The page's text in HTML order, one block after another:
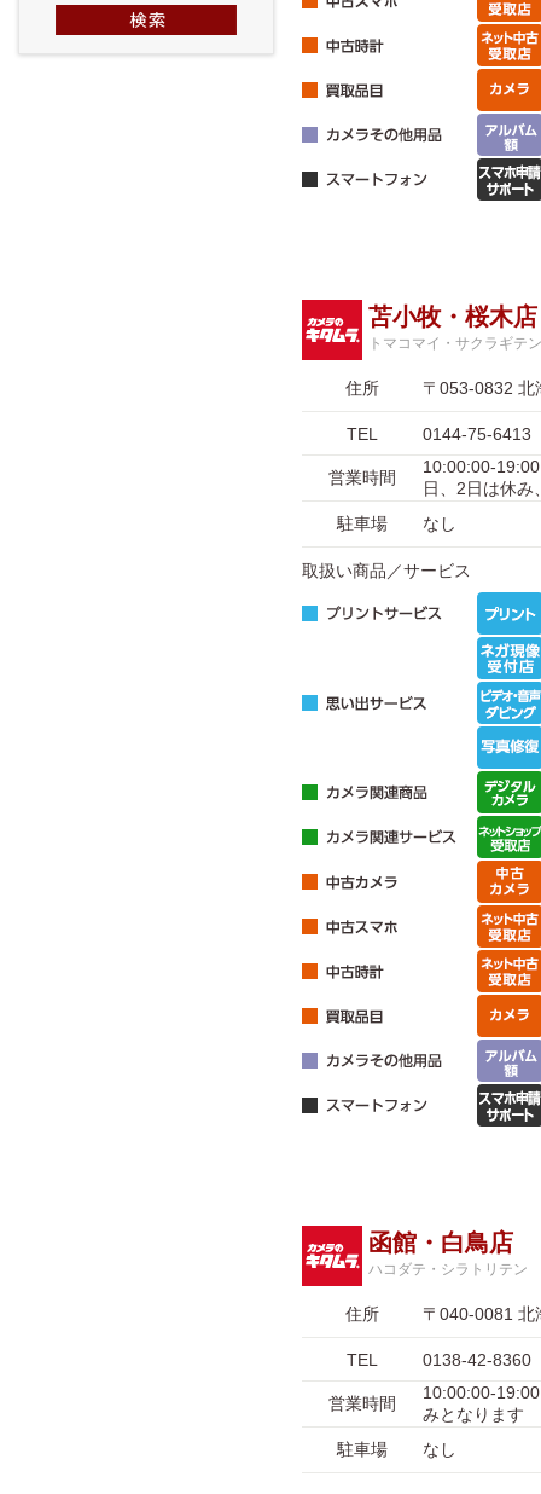
苫小牧・桜木店
トマコマイ・サクラギテン
住所 〒053-0832 北
TEL 0144-75-6413
営業時間
10:00:00-
日、2日は休
駐車場
なし
取扱い商品／サービス
函館・白鳥店
ハコダテ・シラトリテン
住所 〒040-0081 北
TEL 0138-42-8360
営業時間
10:00:00-
みとなります
駐車場
なし